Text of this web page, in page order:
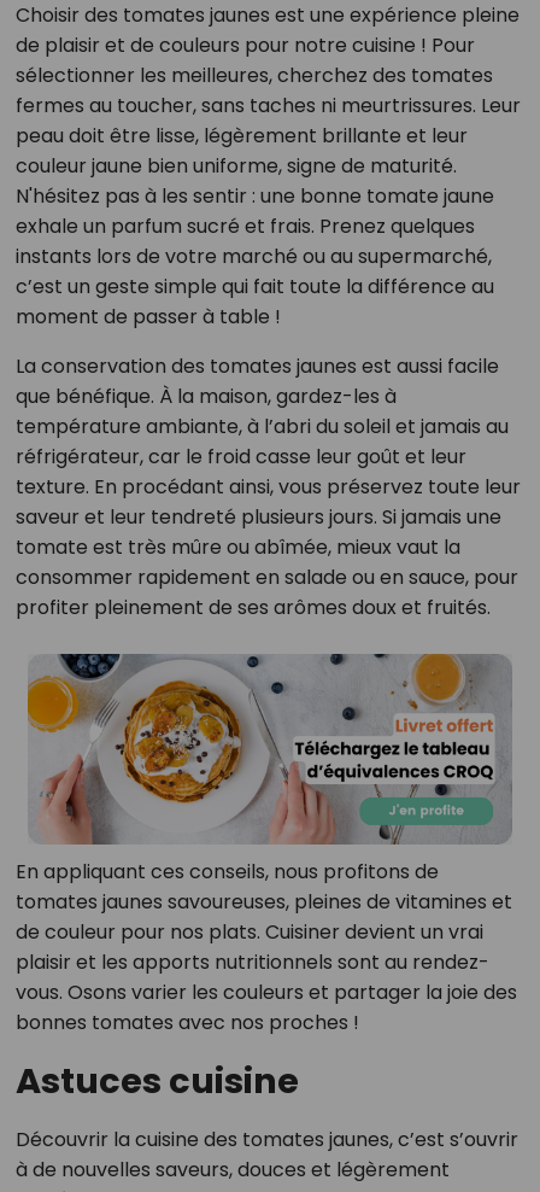
Choisir des tomates jaunes est une expérience pleine
de plaisir et de couleurs pour notre cuisine ! Pour
sélectionner les meilleures, cherchez des tomates
fermes au toucher, sans taches ni meurtrissures. Leur
peau doit être lisse, légèrement brillante et leur
couleur jaune bien uniforme, signe de maturité.
N'hésitez pas à les sentir : une bonne tomate jaune
exhale un parfum sucré et frais. Prenez quelques
instants lors de votre marché ou au supermarché,
c’est un geste simple qui fait toute la différence au
moment de passer à table !
La conservation des tomates jaunes est aussi facile
que bénéfique. À la maison, gardez-les à
température ambiante, à l’abri du soleil et jamais au
réfrigérateur, car le froid casse leur goût et leur
texture. En procédant ainsi, vous préservez toute leur
saveur et leur tendreté plusieurs jours. Si jamais une
tomate est très mûre ou abîmée, mieux vaut la
consommer rapidement en salade ou en sauce, pour
profiter pleinement de ses arômes doux et fruités.
En appliquant ces conseils, nous profitons de
tomates jaunes savoureuses, pleines de vitamines et
de couleur pour nos plats. Cuisiner devient un vrai
plaisir et les apports nutritionnels sont au rendez-
vous. Osons varier les couleurs et partager la joie des
bonnes tomates avec nos proches !
Astuces cuisine
Découvrir la cuisine des tomates jaunes, c’est s’ouvrir
à de nouvelles saveurs, douces et légèrement